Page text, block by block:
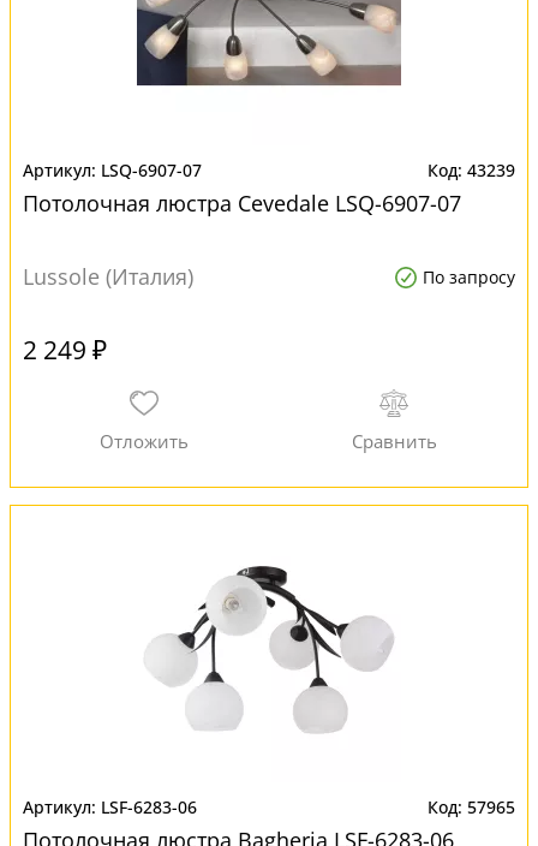
LSQ-6907-07 43239
Потолочная люстра Cevedale LSQ-6907-07
Lussole (Италия) По запросу
2 249 ₽
LSF-6283-06 57965
Потолочная люстра Bagheria LSF-6283-06